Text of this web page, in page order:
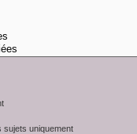
sujets uniquement